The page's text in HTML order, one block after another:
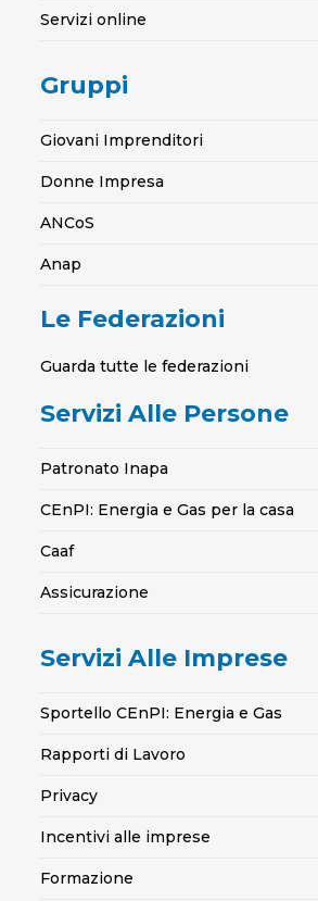
Servizi online
Gruppi
Giovani Imprenditori
Donne Impresa
ANCoS
Anap
Le Federazioni
Guarda tutte le federazioni
Servizi Alle Persone
Patronato Inapa
CEnPI: Energia e Gas per la casa
Caaf
Assicurazione
Servizi Alle Imprese
Sportello CEnPI: Energia e Gas
Rapporti di Lavoro
Privacy
Incentivi alle imprese
Formazione